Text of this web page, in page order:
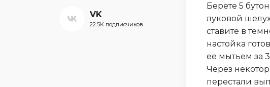
VK
22.5K подписчиков
Берете 5
луковой
ставите в
настойка
ее мытьем за
Через
перестали